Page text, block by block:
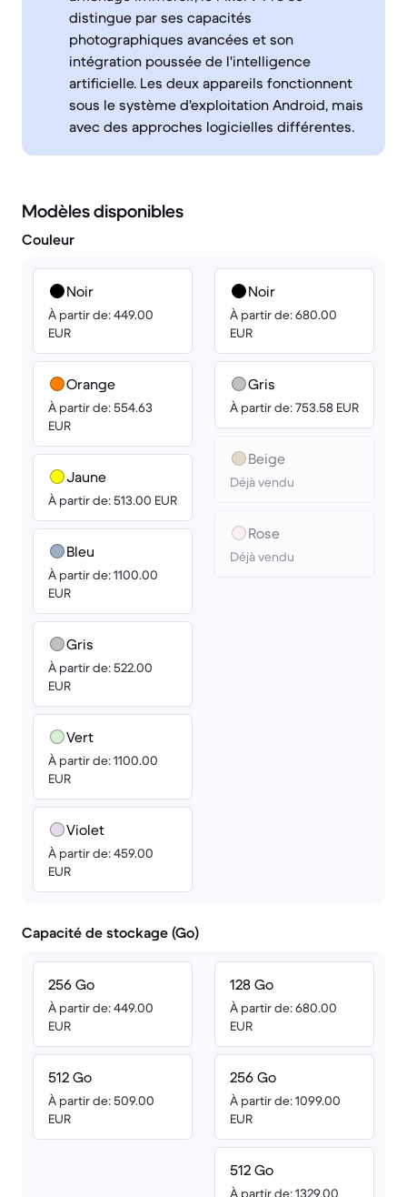
distingue par ses capacités
photographiques avancées et son
intégration poussée de l'intelligence
artificielle. Les deux appareils fonctionnent
sous le système d'exploitation Android, mais
avec des approches logicielles différentes.
Modèles disponibles
Couleur
Noir
À partir de: 449.00
EUR
Orange
À partir de: 554.63
EUR
Jaune
À partir de: 513.00 EUR
Bleu
À partir de: 1100.00
EUR
Gris
À partir de: 522.00
EUR
Vert
À partir de: 1100.00
EUR
Violet
À partir de: 459.00
EUR
Noir
À partir de: 680.00
EUR
Gris
À partir de: 753.58 EUR
Beige
Déjà vendu
Rose
Déjà vendu
Capacité de stockage (Go)
256 Go
À partir de: 449.00
EUR
512 Go
À partir de: 509.00
EUR
128 Go
À partir de: 680.00
EUR
256 Go
À partir de: 1099.00
EUR
512 Go
À partir de: 1329.00